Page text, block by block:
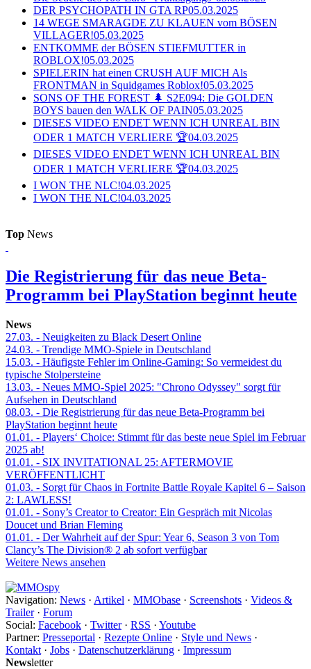
DER PSYCHOPATH IN GTA RP05.03.2025
14 WEGE SMARAGDE ZU KLAUEN vom BÖSEN
VILLAGER!05.03.2025
ENTKOMME der BÖSEN STIEFMUTTER in
ROBLOX!05.03.2025
SPIELERIN hat einen CRUSH AUF MICH Als
FRONTMAN in Squidgames Roblox!05.03.2025
SONS OF THE FOREST 🌲 S2E094: Die GOLDEN
BOYS bauen den WALK OF PAIN05.03.2025
DIESES VIDEO ENDET WENN ICH UNREAL BIN
ODER 1 MATCH VERLIERE 🏆04.03.2025
DIESES VIDEO ENDET WENN ICH UNREAL BIN
ODER 1 MATCH VERLIERE 🏆04.03.2025
I WON THE NLC!04.03.2025
I WON THE NLC!04.03.2025
Top News
Die Registrierung für das neue Beta-
Programm bei PlayStation beginnt heute
News
27.03. - Neuigkeiten zu Black Desert Online
24.03. - Trendige MMO-Spiele in Deutschland
15.03. - Häufigste Fehler im Online-Gaming: So vermeidest du
typische Stolpersteine
13.03. - Neues MMO-Spiel 2025: "Chrono Odyssey" sorgt für
Aufsehen in Deutschland
08.03. - Die Registrierung für das neue Beta-Programm bei
PlayStation beginnt heute
01.01. - Players‘ Choice: Stimmt für das beste neue Spiel im Februar
2025 ab!
01.01. - SIX INVITATIONAL 25: AFTERMOVIE
VERÖFFENTLICHT
01.03. - Sorgt für Chaos in Fortnite Battle Royale Kapitel 6 – Saison
2: LAWLESS!
01.01. - Sony’s Creator to Creator: Ein Gespräch mit Nicolas
Doucet und Brian Fleming
01.01. - Der Wahrheit auf der Spur: Year 6, Season 3 von Tom
Clancy’s The Division® 2 ab sofort verfügbar
Weitere News ansehen
Navigation: News · Artikel · MMObase · Screenshots · Videos &
Trailer· Forum
Social: Facebook · Twitter· RSS · Youtube
Partner: Presseportal · Rezepte Online · Style und News ·
Kontakt · Jobs · Datenschutzerklärung · Impressum
Newsletter